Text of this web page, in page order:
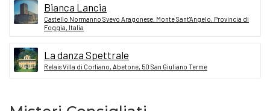
Bianca Lancia
Castello Normanno Svevo Aragonese, Monte Sant'Angelo, Provincia di
Foggia, Italia
La danza Spettrale
Relais Villa di Corliano, Abetone, 50 San Giuliano Terme